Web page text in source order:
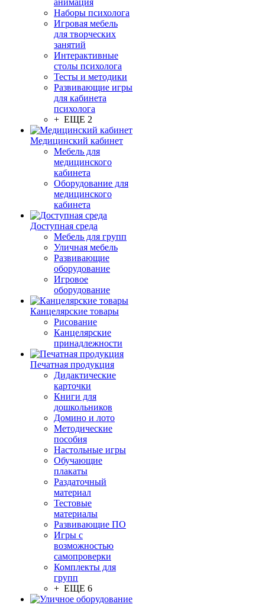
анимация
Наборы психолога
Игровая мебель
для творческих
занятий
Интерактивные
столы психолога
Тесты и методики
Развивающие игры
для кабинета
психолога
+ ЕЩЕ 2
Медицинский кабинет
Мебель для
медицинского
кабинета
Оборудование для
медицинского
кабинета
Доступная среда
Мебель для групп
Уличная мебель
Развивающие
оборудование
Игровое
оборудование
Канцелярские товары
Рисование
Канцелярские
принадлежности
Печатная продукция
Дидактические
карточки
Книги для
дошкольников
Домино и лото
Методические
пособия
Настольные игры
Обучающие
плакаты
Раздаточный
материал
Тестовые
материалы
Развивающие ПО
Игры с
возможностью
самопроверки
Комплекты для
групп
+ ЕЩЕ 6